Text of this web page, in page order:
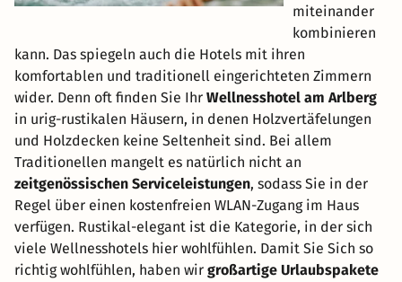
miteinander
kombinieren
kann. Das spiegeln auch die Hotels mit ihren
komfortablen und traditionell eingerichteten Zimmern
wider. Denn oft finden Sie Ihr Wellnesshotel am Arlberg
in urig-rustikalen Häusern, in denen Holzvertäfelungen
und Holzdecken keine Seltenheit sind. Bei allem
Traditionellen mangelt es natürlich nicht an
zeitgenössischen Serviceleistungen, sodass Sie in der
Regel über einen kostenfreien WLAN-Zugang im Haus
verfügen. Rustikal-elegant ist die Kategorie, in der sich
viele Wellnesshotels hier wohlfühlen. Damit Sie Sich so
richtig wohlfühlen, haben wir großartige Urlaubspakete